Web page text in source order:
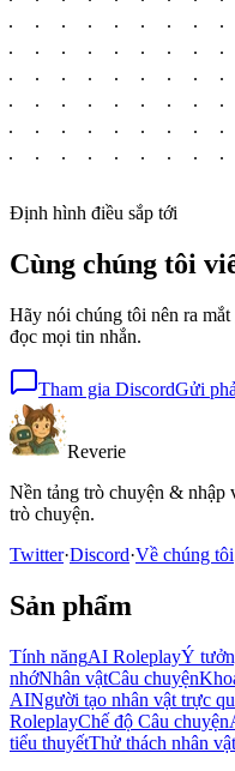
Định hình điều sắp tới
Cùng chúng tôi
Hãy nói chúng tôi nên ra
đọc mọi tin nhắn.
Tham gia DiscordGửi
Reverie
Nền tảng trò chuyện & nhập
trò chuyện.
Twitter·Discord·Về chúng tôi
Sản phẩm
Tính năngAI RoleplayÝ
nhớNhân vậtCâu chuyện
AINgười tạo nhân vật trực
RoleplayChế độ Câu chuyện
tiểu thuyếtThử thách nhân vật